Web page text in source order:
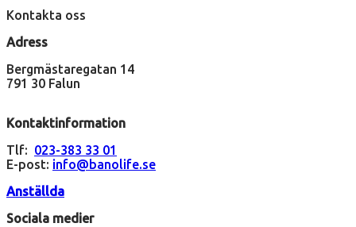
Kontakta oss
Adress
Bergmästaregatan 14
791 30 Falun
Kontaktinformation
Tlf: 023-383 33 01
E-post: info@banolife.se
Anställda
Sociala medier